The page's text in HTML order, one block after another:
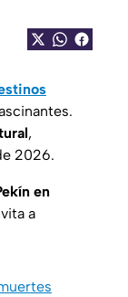
,
2026.
en
a